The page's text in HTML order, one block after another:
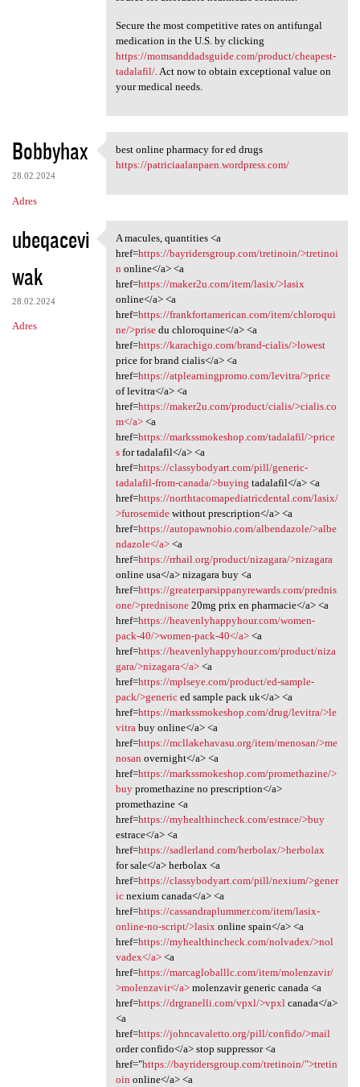
Secure the most competitive rates on antifungal
medication in the U.S. by clicking
https://momsanddadsguide.com/product/cheapest-
tadalafil/. Act now to obtain exceptional value on
your medical needs.
Bobbyhax
28.02.2024
Adres
best online pharmacy for ed
best online pharmacy for ed drugs
https://patriciaalanpaen.wordpress.com/
ubeqacevi
wak
28.02.2024
Adres
A macules, quantities <a href
A macules, quantities <a
href=https://bayridersgroup.com/tretinoin/>tretinoi
n online</a> <a
href=https://maker2u.com/item/lasix/>lasix
online</a> <a
href=https://frankfortamerican.com/item/chloroqui
ne/>prisedu chloroquine</a> <a
href=https://karachigo.com/brand-cialis/>lowest
price for brand cialis</a> <a
href=https://atplearningpromo.com/levitra/>price
of levitra</a> <a
href=https://maker2u.com/product/cialis/>cialis.co
m</a><a
href=https://markssmokeshop.com/tadalafil/>price
sfor tadalafil</a> <a
href=https://classybodyart.com/pill/generic-
tadalafil-from-canada/>buying tadalafil</a> <a
href=https://northtacomapediatricdental.com/lasix/
>furosemidewithout prescription</a> <a
href=https://autopawnohio.com/albendazole/>albe
ndazole</a><a
href=https://rrhail.org/product/nizagara/>nizagara
online usa</a> nizagara buy <a
href=https://greaterparsippanyrewards.com/prednis
one/>prednisone20mg prix en pharmacie</a> <a
href=https://heavenlyhappyhour.com/women-
pack-40/>women-pack-40</a><a
href=https://heavenlyhappyhour.com/product/niza
gara/>nizagara</a><a
href=https://mplseye.com/product/ed-sample-
pack/>genericed sample pack uk</a> <a
href=https://markssmokeshop.com/drug/levitra/>le
vitrabuy online</a> <a
href=https://mcllakehavasu.org/item/menosan/>me
nosan overnight</a> <a
href=https://markssmokeshop.com/promethazine/>
buypromethazine no prescription</a>
promethazine <a
href=https://myhealthincheck.com/estrace/>buy
estrace</a> <a
href=https://sadlerland.com/herbolax/>herbolax
for sale</a> herbolax <a
href=https://classybodyart.com/pill/nexium/>gener
icnexium canada</a> <a
href=https://cassandraplummer.com/item/lasix-
online-no-script/>lasixonline spain</a> <a
href=https://myhealthincheck.com/nolvadex/>nol
vadex</a><a
href=https://marcagloballlc.com/item/molenzavir/
>molenzavir</a>molenzavir generic canada <a
href=https://drgranelli.com/vpxl/>vpxlcanada</a>
<a
href=https://johncavaletto.org/pill/confido/>mail
order confido</a> stop suppressor <a
href="https://bayridersgroup.com/tretinoin/">tretin
oin online</a> <a